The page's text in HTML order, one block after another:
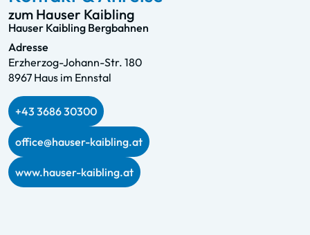
zum Hauser Kaibling
Hauser Kaibling Bergbahnen
Adresse
Erzherzog-Johann-Str. 180
8967 Haus im Ennstal
+43 3686 30300
office@hauser-kaibling.at
www.hauser-kaibling.at